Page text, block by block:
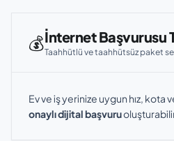
💰İnternet Başvurusu
Taahhütlü ve taahhütsüz paket
Ev ve iş yerinize uygun hız, kota
onaylı dijital başvuru